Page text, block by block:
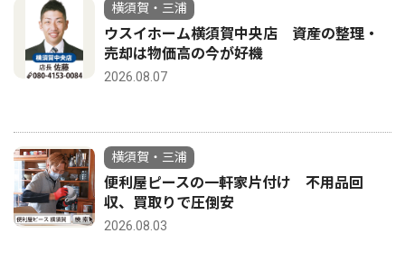
横須賀・三浦
ウスイホーム横須賀中央店 資産の整理・
売却は物価高の今が好機
2026.08.07
横須賀・三浦
便利屋ピースの一軒家片付け 不用品回
収、買取りで圧倒安
2026.08.03